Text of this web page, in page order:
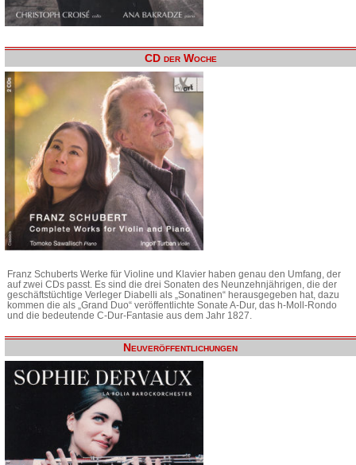
CD der Woche
Franz Schuberts Werke für Violine und Klavier haben genau den Umfang, der
auf zwei CDs passt. Es sind die drei Sonaten des Neunzehnjährigen, die der
geschäftstüchtige Verleger Diabelli als „Sonatinen“ herausgegeben hat, dazu
kommen die als „Grand Duo“ veröffentlichte Sonate A-Dur, das h-Moll-Rondo
und die bedeutende C-Dur-Fantasie aus dem Jahr 1827.
Neuveröffentlichungen